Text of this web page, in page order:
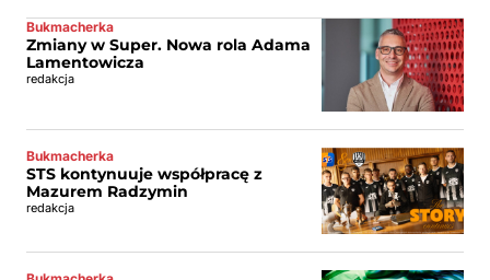
Bukmacherka
Zmiany w Super. Nowa rola Adama
Lamentowicza
redakcja
Bukmacherka
STS kontynuuje współpracę z
Mazurem Radzymin
redakcja